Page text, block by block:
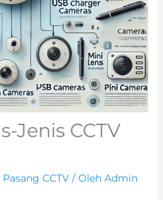
Jenis CCTV
Pasang CCTV / OlehAdmin